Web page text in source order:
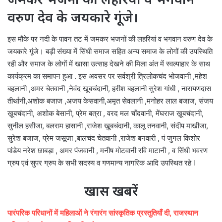
वरुण देव के जयकारे गूंजे।
इस मौके पर नदी के पावन तट में जमकर भजनों की लहरियां व भगवान वरुण देव के
जयकारे गूंजे। बड़ी संख्या में सिंधी समाज सहित अन्य समाज के लोगों की उपस्थिति
रही और समाज के लोगों में खासा उत्साह देखने की मिला अंत में स्वल्पाहार के साथ
कार्यक्रम का समापन हुआ . इस अवसर पर सर्वश्री त्रिलोकचंद भोजवानी ,महेश
बहलानी ,अमर चेतवानी ,नेवंद खूबचंदानी, हरीश बहलानी सुरेश गांधी , नारायणदास
तीर्थानी,अशोक बजाज ,अजय केसवानी,अमृत सेवलानी ,मनोहर लाल बजाज, संजय
ख़ूबचंदानी, अशोक बेसानी, प्रेम बत्रा , वरद मल चाँदवानी, मेंघराज ख़ूबचंदानी,
सुनील हसीजा, बलराम हासानी ,राजेश ख़ूबचंदानी, कालू तनवानी, संदीप माखीजा,
सुरेश बजाज, प्रेम जसूजा ,बालचंद चेतवानी ,राजेश बनवारी , पं जुगल किशोर
पांडेय नरेश छाबड़ा , अमर पंजवानी , मनीष मोटवानी रवि माटानी , व सिंधी भवरण
ग्रुप एवं सुपर ग्रुप के सभी सदस्य व गणमान्य नागरिक आदि उपस्थित रहे l
खास खबरें
पारंपरिक परिधानों में महिलाओं ने रंगारंग सांस्कृतिक प्रस्तुतियाँ दी, राजस्थान